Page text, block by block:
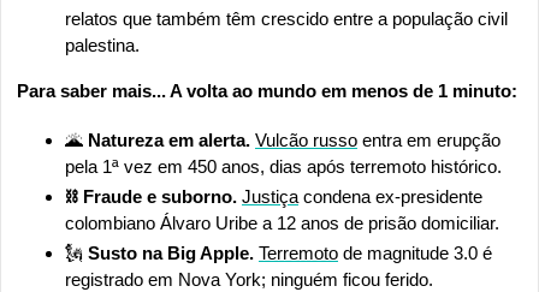
relatos que também têm crescido entre a população civil
palestina.
Para saber mais... A volta ao mundo em menos de 1 minuto:
🌋 Natureza em alerta. Vulcão russo entra em erupção
pela 1ª vez em 450 anos, dias após terremoto histórico.
⛓️ Fraude e suborno. Justiça condena ex-presidente
colombiano Álvaro Uribe a 12 anos de prisão domiciliar.
🗽 Susto na Big Apple. Terremoto de magnitude 3.0 é
registrado em Nova York; ninguém ficou ferido.